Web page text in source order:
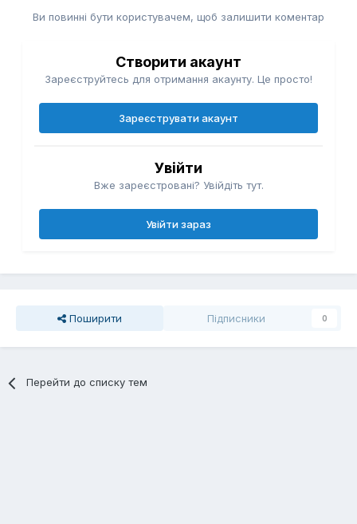
Ви повинні бути користувачем, щоб залишити коментар
Створити акаунт
Зареєструйтесь для отримання акаунту. Це просто!
Зареєструвати акаунт
Увійти
Вже зареєстровані? Увійдіть тут.
Увійти зараз
Поширити Підписники 0
Перейти до списку тем